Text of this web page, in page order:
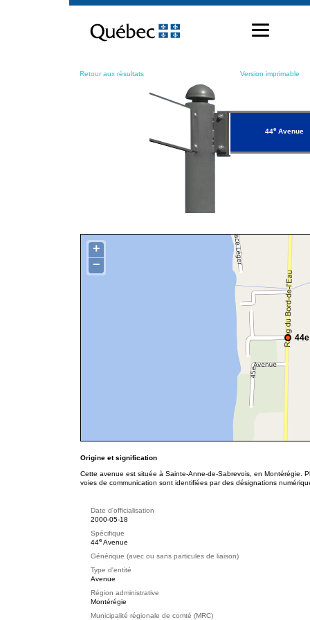
contenu
Retour aux résultats Version imprimable
44eAvenue
+
−
Origine et signification
Cette avenue est située à Sainte-Anne-de-Sabrevois, en Montérégie.
voies de communication sont identifiées par des désignations
Date d'officialisation
2000-05-18
Spécifique
44e Avenue
Générique (avec ou sans particules de liaison)
Type d'entité
Avenue
Région administrative
Montérégie
Municipalité régionale de comté (MRC)